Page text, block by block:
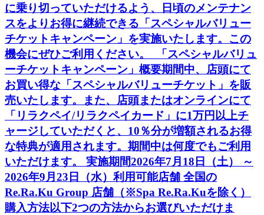
に乗り切っていただけるよう、日頃のメンテナン
スをよりお得に継続できる「スペシャルバリュー
チケットキャンペーン」を実施いたします。この
機会にぜひご利用ください。 「スペシャルバリュ
ーチケットキャンペーン」概要期間中、店頭にて
お買い得な「スペシャルバリューチケット」を販
売いたします。また、店頭またはオンラインにて
「リラクペイ/リラクペイカード」に1万円以上チ
ャージしていただくと、10％分が増額されるお得
な特典が適用されます。期間中は何度でもご利用
いただけます。 実施期間2026年7月18日（土） ～
2026年9月23日（水）利用可能店舗 全国の
Re.Ra.Ku Group 店舗（※Spa Re.Ra.Kuを除く）
購入方法以下2つの方法からお選びいただけま